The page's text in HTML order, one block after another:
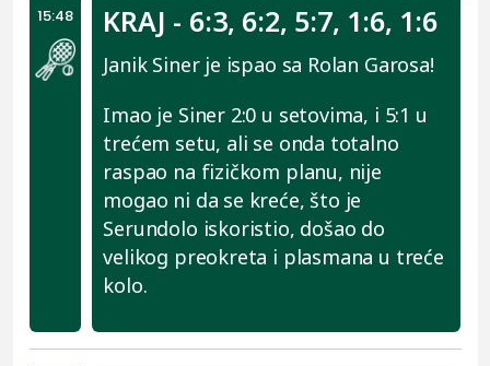
15:48 KRAJ - 6:3, 6:2, 5:7, 1:6, 1:6
Janik Siner je ispao sa Rolan Garosa!
Imao je Siner 2:0 u setovima, i 5:1 u
trećem setu, ali se onda totalno
raspao na fizičkom planu, nije
mogao ni da se kreće, što je
Serundolo iskoristio, došao do
velikog preokreta i plasmana u treće
kolo.